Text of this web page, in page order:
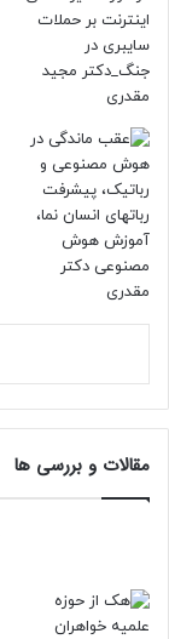
مقالات و بررسی ها